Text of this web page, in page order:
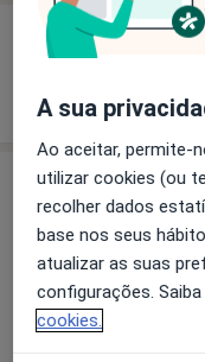
Experiência
Preços
Sem
Este
A sua
Ao aceitar, permite-
utilizar cookies (ou
recolher dados
base nos seus
atualizar as suas
configurações.
cookies.